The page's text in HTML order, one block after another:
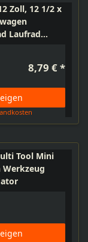
Zoll, 12 1/2 x
Laufrad
8,79 € *
Tool Mini
Werkzeug